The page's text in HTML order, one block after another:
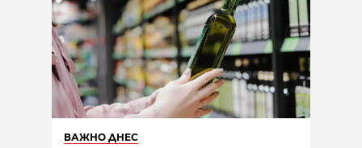
ВАЖНО ДНЕС